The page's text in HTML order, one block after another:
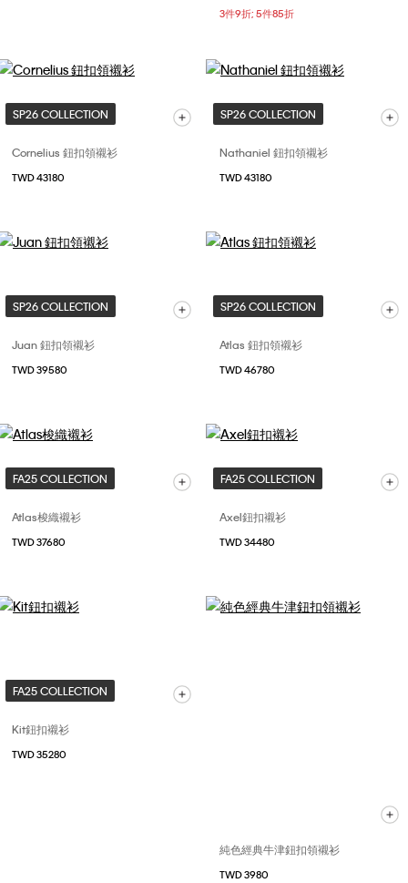
3件9折; 5件85折
SP26 COLLECTION
Cornelius 鈕扣領襯衫
TWD 43180
SP26 COLLECTION
Nathaniel 鈕扣領襯衫
TWD 43180
SP26 COLLECTION
Juan 鈕扣領襯衫
TWD 39580
SP26 COLLECTION
Atlas 鈕扣領襯衫
TWD 46780
FA25 COLLECTION
Atlas梭織襯衫
TWD 37680
FA25 COLLECTION
Axel鈕扣襯衫
TWD 34480
FA25 COLLECTION
Kit鈕扣襯衫
TWD 35280
純色經典牛津鈕扣領襯衫
TWD 3980